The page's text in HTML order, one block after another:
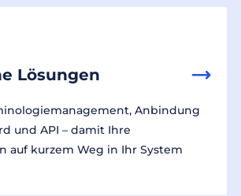
Lösungen
Anbindung
und API – damit Ihre
auf kurzem Weg in Ihr System